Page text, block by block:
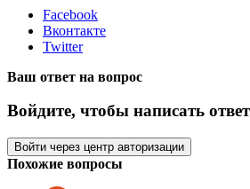
Facebook
Вконтакте
Twitter
Ваш ответ на вопрос
Войдите, чтобы написать ответ
Войти через центр авторизации
Похожие вопросы